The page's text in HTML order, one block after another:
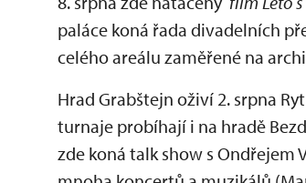
paláce koná řada divadelních
celého areálu zaměřené na
Hrad Grabštejn oživí 2. srpna
turnaje probíhají i na hradě
zde koná talk show s Ondřejem